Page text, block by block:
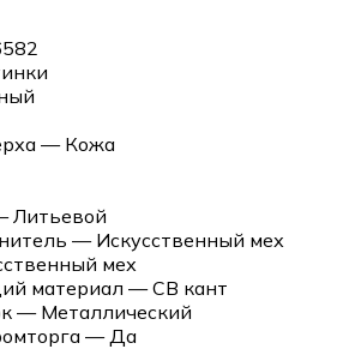
— Кожа
Литьевой
— Искусственный мех
мех
материал — СВ кант
— Металлический
— Да